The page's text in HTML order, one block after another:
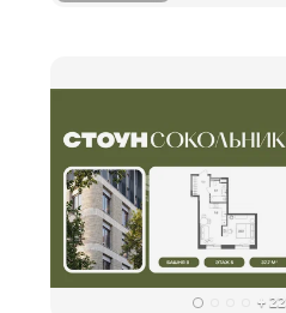
+ 22